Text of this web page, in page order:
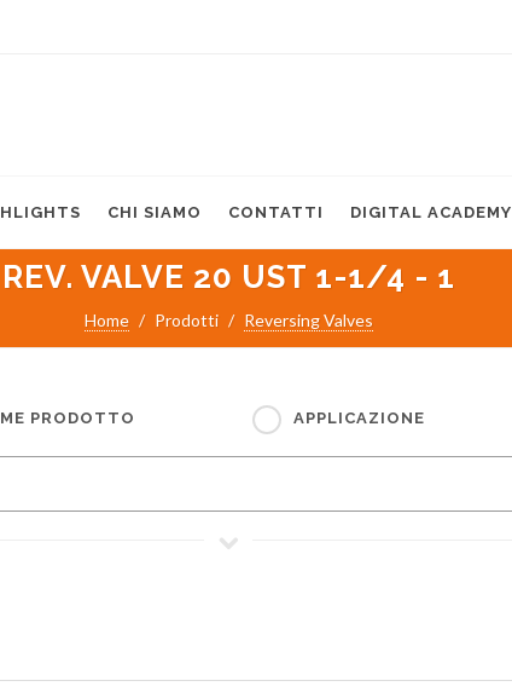
CHI SIAMO CONTATTI DIGITAL ACADEMY
REV. VALVE 20 UST 1-1/4 - 1
Home Prodotti Reversing Valves
PRODOTTO APPLICAZIONE